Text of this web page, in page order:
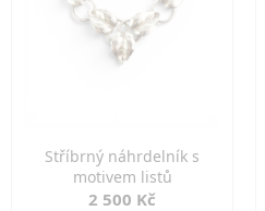
Stříbrný náhrdelník s
motivem listů
2 500 Kč